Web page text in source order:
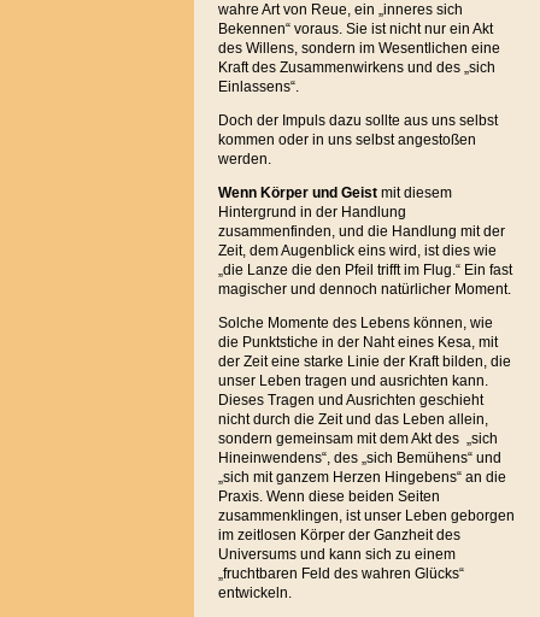
wahre Art von Reue, ein „inneres sich
Bekennen“ voraus. Sie ist nicht nur ein Akt
des Willens, sondern im Wesentlichen eine
Kraft des Zusammenwirkens und des „sich
Einlassens“.
Doch der Impuls dazu sollte aus uns selbst
kommen oder in uns selbst angestoßen
werden.
Wenn Körper und Geistmit diesem
Hintergrund in der Handlung
zusammenfinden, und die Handlung mit der
Zeit, dem Augenblick eins wird, ist dies wie
„die Lanze die den Pfeil trifft im Flug.“ Ein fast
magischer und dennoch natürlicher Moment.
Solche Momente des Lebens können, wie
die Punktstiche in der Naht eines Kesa, mit
der Zeit eine starke Linie der Kraft bilden, die
unser Leben tragen und ausrichten kann.
Dieses Tragen und Ausrichten geschieht
nicht durch die Zeit und das Leben allein,
sondern gemeinsam mit dem Akt des „sich
Hineinwendens“, des „sich Bemühens“ und
„sich mit ganzem Herzen Hingebens“ an die
Praxis. Wenn diese beiden Seiten
zusammenklingen, ist unser Leben geborgen
im zeitlosen Körper der Ganzheit des
Universums und kann sich zu einem
„fruchtbaren Feld des wahren Glücks“
entwickeln.